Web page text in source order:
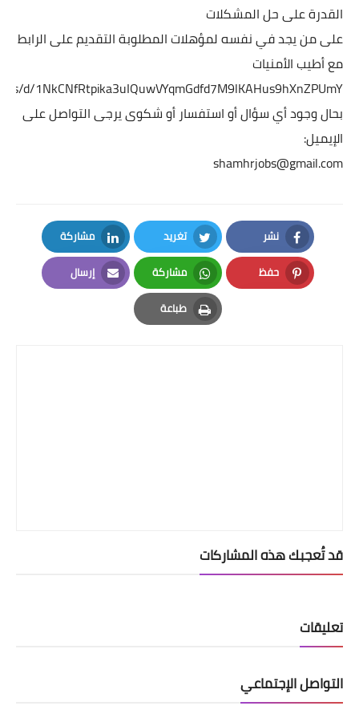
القدرة على حل المشكلات
مع أطيب الأمنيات
d/1NkCNfRtpika3uIQuwVYqmGdfd7M9lKAHus9hXnZPUmY
الإيميل:
shamhrjobs@gmail.com
نشر
Facebook
تغريد
Twitter
مشاركة
LinkedIn
حفظ
Pinterest
مشاركة
Whatsapp
إرسال
Email
طباعة
Print
قد تُعجبك هذه المشاركات
تعليقات
التواصل الإجتماعي